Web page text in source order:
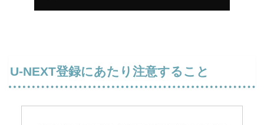
U-NEXT登録にあたり注意すること